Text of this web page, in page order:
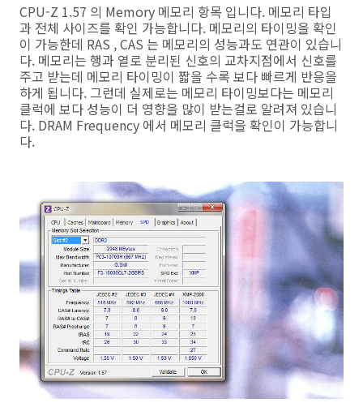
CPU-Z 1.57 의 Memory 메모리 항목 입니다. 메모리 타입
과 전체 사이즈를 확인 가능합니다. 메모리의 타이밍을 확인
이 가능한데 RAS , CAS 는 메모리의 성능과도 연관이 있습니
다. 메모리는 행과 열로 분리된 신호의 교차지점에서 신호를
주고 받는데 메모리 타이밍이 짧을 수록 보다 빠르게 반응을
하게 됩니다. 그런데 실제로는 메모리 타이밍보다는 메모리
클럭에 보다 성능이 더 영향을 많이 받는걸로 알려져 있습니
다. DRAM Frequency 에서 메모리 클럭을 확인이 가능합니
다.